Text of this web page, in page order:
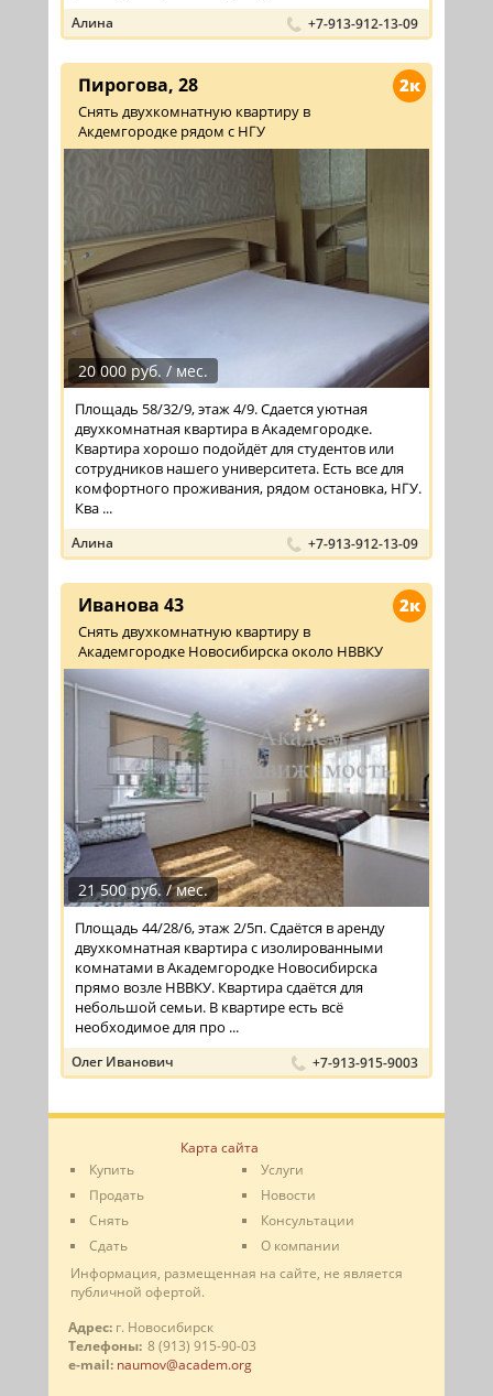
Алина +7-913-912-13-09
2к
Пирогова, 28
Снять двухкомнатную квартиру в
Акдемгородке рядом с НГУ
20 000 руб. / мес.
Площадь 58/32/9, этаж 4/9. Сдается уютная
двухкомнатная квартира в Академгородке.
Квартира хорошо подойдёт для студентов или
сотрудников нашего университета. Есть все для
комфортного проживания, рядом остановка, НГУ.
Ква ...
Алина +7-913-912-13-09
2к
Иванова 43
Снять двухкомнатную квартиру в
Академгородке Новосибирска около НВВКУ
21 500 руб. / мес.
Площадь 44/28/6, этаж 2/5п. Сдаётся в аренду
двухкомнатная квартира с изолированными
комнатами в Академгородке Новосибирска
прямо возле НВВКУ. Квартира сдаётся для
небольшой семьи. В квартире есть всё
необходимое для про ...
Олег Иванович +7-913-915-9003
Карта сайта
Купить
Продать
Снять
Сдать
Услуги
Новости
Консультации
О компании
Информация, размещенная на сайте, не является
публичной офертой.
Адрес: г. Новосибирск
Телефоны: 8 (913) 915-90-03
e-mail: naumov@academ.org